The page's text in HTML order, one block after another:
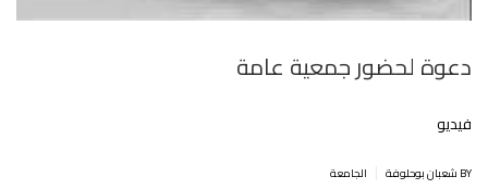
دعوة لحضور جمعية عامة
فيديو
BY شعبان بوحلوفة الجامعة